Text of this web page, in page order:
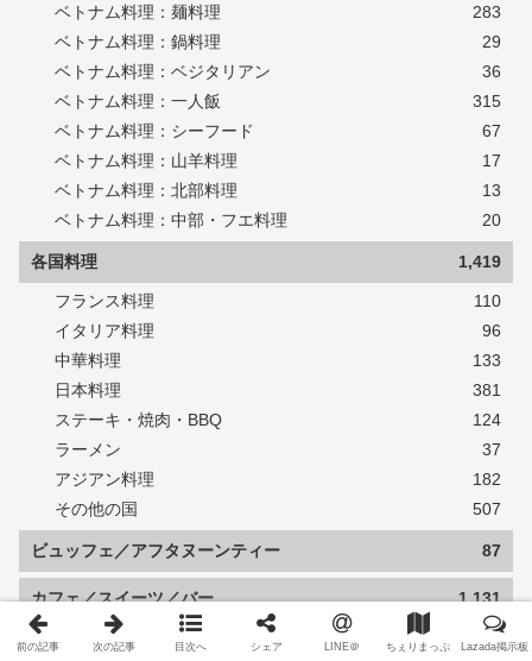
ベトナム料理：麺料理
283
ベトナム料理：鍋料理
29
ベトナム料理：ベジタリアン
36
ベトナム料理：一人飯
315
ベトナム料理：シーフード
67
ベトナム料理：山羊料理
17
ベトナム料理：北部料理
13
ベトナム料理：中部・フエ料理
20
各国料理 1,419
フランス料理
110
イタリア料理
96
中華料理
133
日本料理
381
ステーキ・焼肉・BBQ
124
ラーメン
37
アジアン料理
182
その他の国
507
ビュッフェ／アフタヌーンティー 87
カフェ／スイーツ／バー 1,131
769
前の記事 次の記事 目次へ シェア LINE＠ ちぇりまっぷ Lazada掲示板